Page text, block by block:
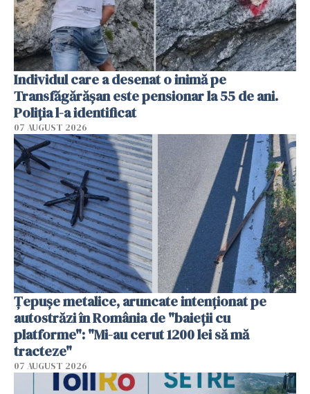
Individul care a desenat o inimă pe
Transfăgărășan este pensionar la 55 de ani.
Poliția l-a identificat
07 AUGUST 2026
Țepușe metalice, aruncate intenționat pe
autostrăzi în România de "baieții cu
platforme": "Mi-au cerut 1200 lei să mă
tracteze"
07 AUGUST 2026